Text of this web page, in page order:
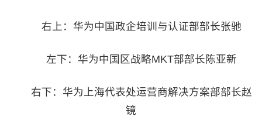
右上：华为中国政企培训与认证部部长张驰
左下：华为中国区战略MKT部部长陈亚新
右下：华为上海代表处运营商解决方案部部长赵
镜